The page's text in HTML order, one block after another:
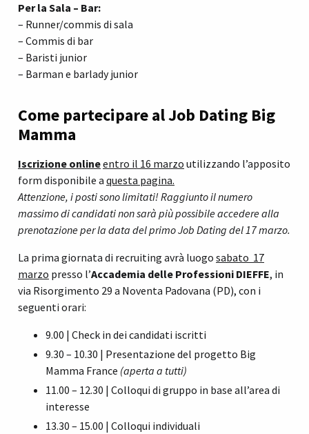
Per la Sala – Bar:
– Runner/commis di sala
– Commis di bar
– Baristi junior
– Barman e barlady junior
Come partecipare al Job Dating Big
Mamma
Iscrizione onlineentro il 16 marzo utilizzando l’apposito
form disponibile a questa pagina.
Attenzione, i posti sono limitati! Raggiunto il numero
massimo di candidati non sarà più possibile accedere alla
prenotazione per la data del primo Job Dating del 17 marzo.
La prima giornata di recruiting avrà luogo sabato 17
marzo presso l’Accademia delle Professioni DIEFFE, in
via Risorgimento 29 a Noventa Padovana (PD), con i
seguenti orari:
9.00 | Check in dei candidati iscritti
9.30 – 10.30 | Presentazione del progetto Big
Mamma France (aperta a tutti)
11.00 – 12.30 | Colloqui di gruppo in base all’area di
interesse
13.30 – 15.00 | Colloqui individuali